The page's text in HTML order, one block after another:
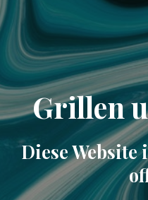
Grillen
Diese Website